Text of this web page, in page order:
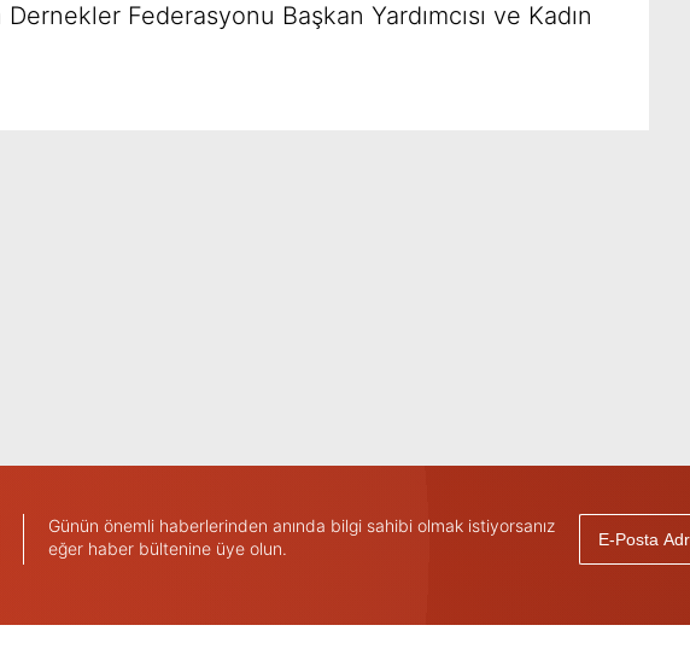
Federasyonu Başkan Yardımcısı ve Kadın
Günün önemli haberlerinden anında bilgi sahibi olmak istiyorsanız
eğer haber bültenine üye olun.